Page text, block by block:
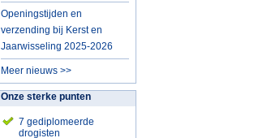
Openingstijden en
verzending bij Kerst en
Jaarwisseling 2025-2026
Meer nieuws >>
Onze sterke punten
7 gediplomeerde
drogisten